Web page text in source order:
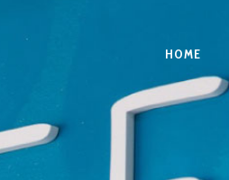
HOME